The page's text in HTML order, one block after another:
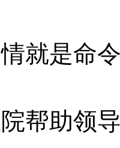
就是命
帮助领